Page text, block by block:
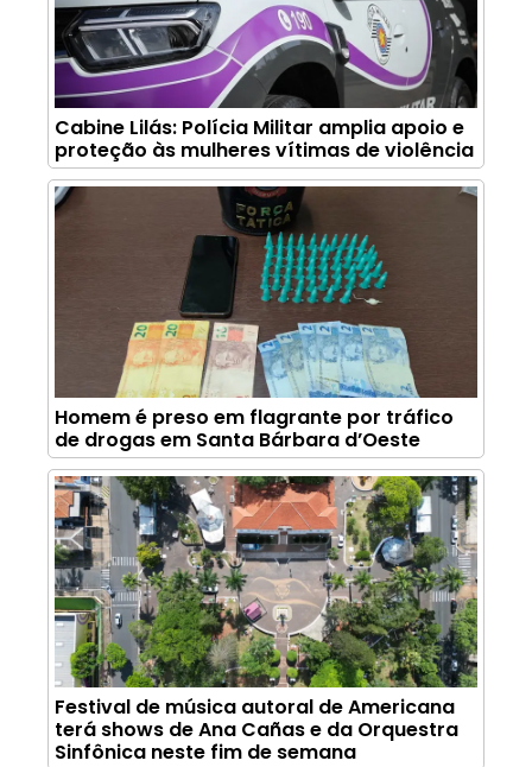
Cabine Lilás: Polícia Militar amplia apoio e
proteção às mulheres vítimas de violência
Homem é preso em flagrante por tráfico
de drogas em Santa Bárbara d’Oeste
Festival de música autoral de Americana
terá shows de Ana Cañas e da Orquestra
Sinfônica neste fim de semana